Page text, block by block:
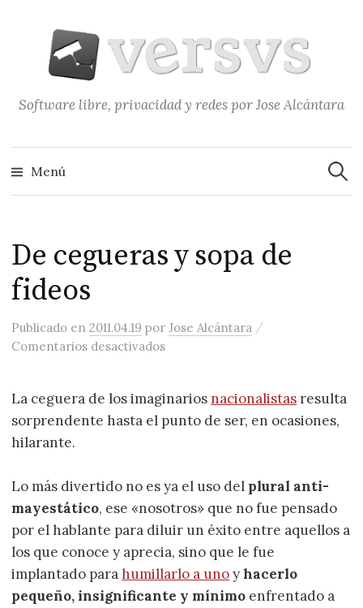
contenido
Software libre, privacidad y redes por Jose Alcántara
Menú
De cegueras y sopa de
fideos
Publicado en2011.04.19 porJose Alcántara /
Comentarios desactivadosen De cegueras y sopa de fideos
La ceguera de los imaginariosnacionalistas resulta
sorprendente hasta el punto de ser, en ocasiones,
hilarante.
Lo más divertido no es ya el uso del plural anti-
mayestático, ese «nosotros» que no fue pensado
por el hablante para diluir un éxito entre aquellos a
los que conoce y aprecia, sino que le fue
implantado parahumillarlo a unoy hacerlo
pequeño, insignificante y mínimo enfrentado a